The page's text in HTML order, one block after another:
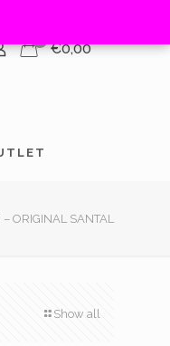
€0,00
– ORIGINAL SANTAL
Show all